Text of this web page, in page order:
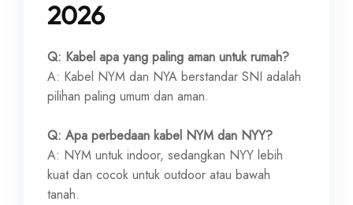
2026
Q: Kabel apa yang paling aman untuk rumah?
A: Kabel NYM dan NYA berstandar SNI adalah
pilihan paling umum dan aman.
Q: Apa perbedaan kabel NYM dan NYY?
A: NYM untuk indoor, sedangkan NYY lebih
kuat dan cocok untuk outdoor atau bawah
tanah.